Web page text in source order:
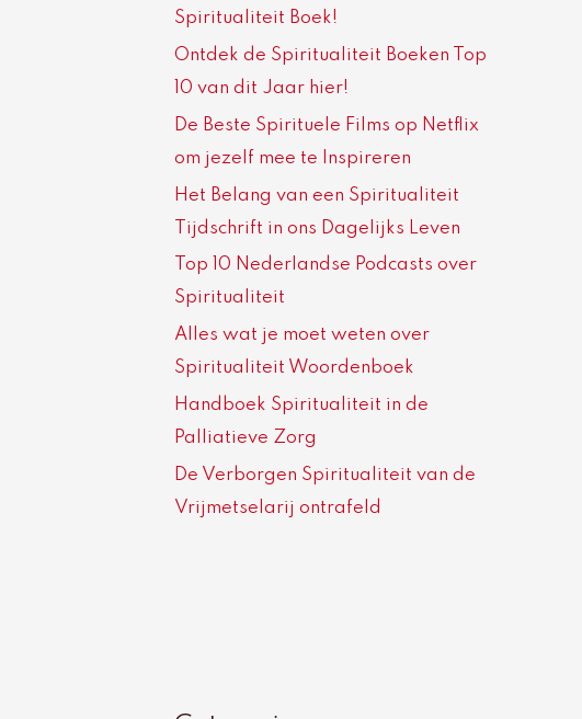
Spiritualiteit Boek!
Ontdek de Spiritualiteit Boeken Top
10 van dit Jaar hier!
De Beste Spirituele Films op Netflix
om jezelf mee te Inspireren
Het Belang van een Spiritualiteit
Tijdschrift in ons Dagelijks Leven
Top 10 Nederlandse Podcasts over
Spiritualiteit
Alles wat je moet weten over
Spiritualiteit Woordenboek
Handboek Spiritualiteit in de
Palliatieve Zorg
De Verborgen Spiritualiteit van de
Vrijmetselarij ontrafeld